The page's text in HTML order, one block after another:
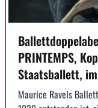
PRINTEMPS,
Staatsballett,
Maurice Ravels